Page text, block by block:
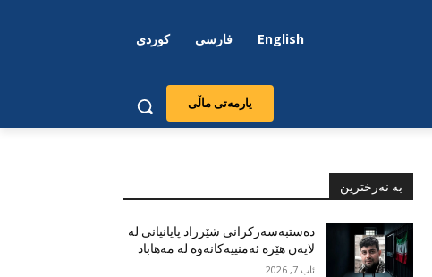
English فارسی کوردی
یارمەتی ماڵی
بە نەرخترین
دەستبەسەرکرانی شێرزاد پایانیانی لە
لایەن هێزە ئەمنییەکانەوە لە مەهاباد
ئاب 7, 2026